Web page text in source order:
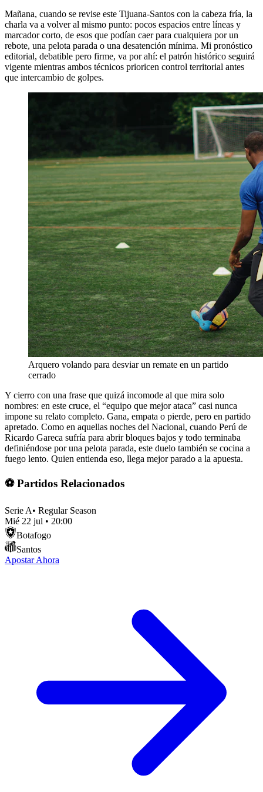
Mañana, cuando se revise este Tijuana-Santos con la cabeza fría, la
charla va a volver al mismo punto: pocos espacios entre líneas y
marcador corto, de esos que podían caer para cualquiera por un
rebote, una pelota parada o una desatención mínima. Mi pronóstico
editorial, debatible pero firme, va por ahí: el patrón histórico seguirá
vigente mientras ambos técnicos prioricen control territorial antes
que intercambio de golpes.
Arquero volando para desviar un remate en un partido
cerrado
Y cierro con una frase que quizá incomode al que mira solo
nombres: en este cruce, el “equipo que mejor ataca” casi nunca
impone su relato completo. Gana, empata o pierde, pero en partido
apretado. Como en aquellas noches del Nacional, cuando Perú de
Ricardo Gareca sufría para abrir bloques bajos y todo terminaba
definiéndose por una pelota parada, este duelo también se cocina a
fuego lento. Quien entienda eso, llega mejor parado a la apuesta.
⚽ Partidos Relacionados
Serie A• Regular Season
Mié 22 jul • 20:00
Botafogo
Santos
Apostar Ahora